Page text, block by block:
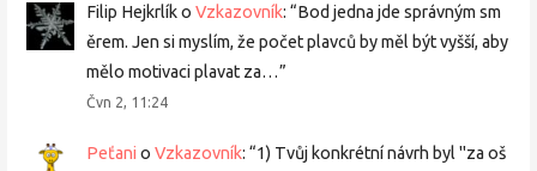
Filip HejkrlíkoVzkazovník: “Bod jedna jde správným sm
ěrem. Jen si myslím, že počet plavců by měl být vyšší, aby
mělo motivaci plavat za…”
Čvn 2, 11:24
Peťani oVzkazovník: “1) Tvůj konkrétní návrh byl "za oš